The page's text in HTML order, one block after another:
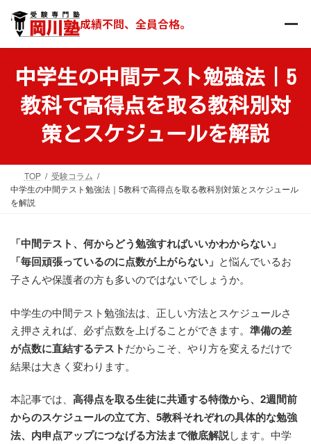
ン
ー
成績不問、全員合格。
中学生の中間テスト勉強法｜5
教科で高得点を取る教科別対
策とスケジュールを解説
TOP
受験コラム
中学生の中間テスト勉強法｜5教科で高得点を取る教科別対策とスケジュール
を解説
「中間テスト、何からどう勉強すればいいかわからない」
「毎回頑張っているのに点数が上がらない」 と悩んでいるお
子さんや保護者の方も多いのではないでしょうか。
中学生の中間テスト勉強法は、正しい方法とスケジュールさ
え押さえれば、必ず点数を上げることができます。 準備の差
が点数に直結するテストだからこそ、やり方を変えるだけで
結果は大きく変わります。
本記事では、 高得点を取る生徒に共通する特徴から、2週間前
からのスケジュールの立て方、5教科それぞれの具体的な勉強
法、内申点アップにつなげる方法まで徹底解説します。中学